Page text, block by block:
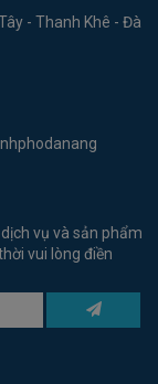
- Thanh Khê - Đà
vụ và sản phẩm
vui lòng điền